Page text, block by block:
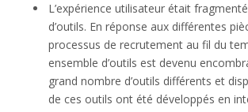
L’expérience utilisateur était
d’outils. En réponse aux différentes
processus de recrutement au fil du
ensemble d’outils est devenu
grand nombre d’outils différents et
de ces outils ont été développés en